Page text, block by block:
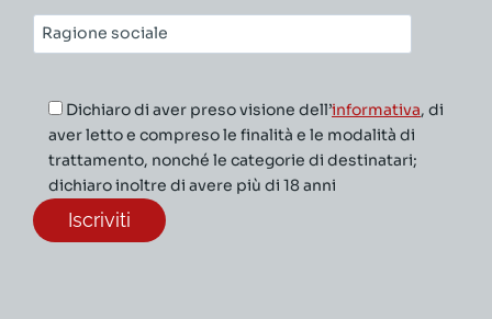
Ragione
sociale*
Dichiaro di aver preso visione dell’informativa, di
aver letto e compreso le finalità e le modalità di
trattamento, nonché le categorie di destinatari;
dichiaro inoltre di avere più di 18 anni